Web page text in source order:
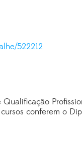
522212
conferem o